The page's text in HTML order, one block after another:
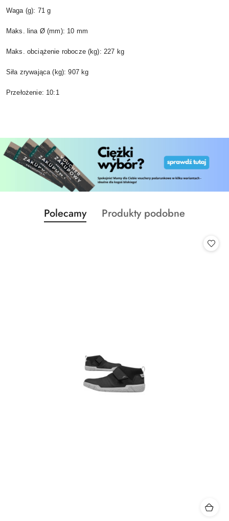
Waga (g): 71 g
Maks. lina Ø (mm): 10 mm
Maks. obciążenie robocze (kg): 227 kg
Siła zrywająca (kg): 907 kg
Przełożenie: 10:1
Pomiń karuzelę produktów
Produkty
o
Polecamy
Produkty
Produkty podobne